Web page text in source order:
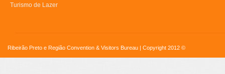
Turismo de Lazer
Ribeirão Preto e Região Convention & Visitors Bureau | Copyright 2012 ©